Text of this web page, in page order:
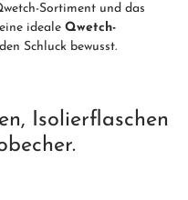
Sortiment und das
ideale Qwetch-
Schluck bewusst.
Isolierflaschen